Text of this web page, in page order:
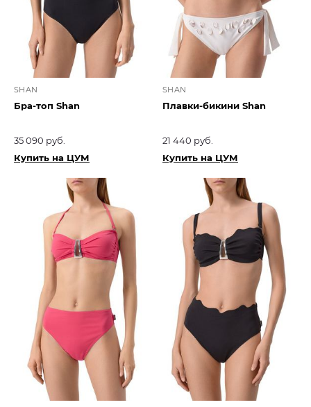
SHAN
Бра-топ Shan
35 090 руб.
Купить на ЦУМ
SHAN
Плавки-бикини Shan
21 440 руб.
Купить на ЦУМ